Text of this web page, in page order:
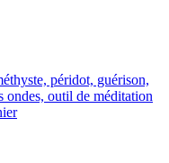
péridot, guérison,
ondes, outil de méditation